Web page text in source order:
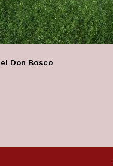
Don Bosco